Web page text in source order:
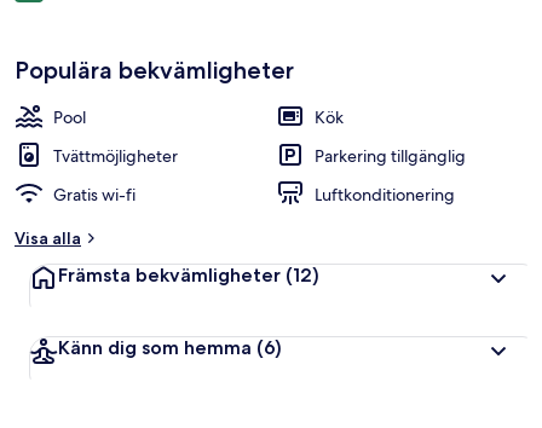
Populära bekvämligheter
Pool
Kök
Tvättmöjligheter
Parkering tillgänglig
Gratis wi-fi
Luftkonditionering
Visa alla
Främsta bekvämligheter (12)
Känn dig som hemma (6)